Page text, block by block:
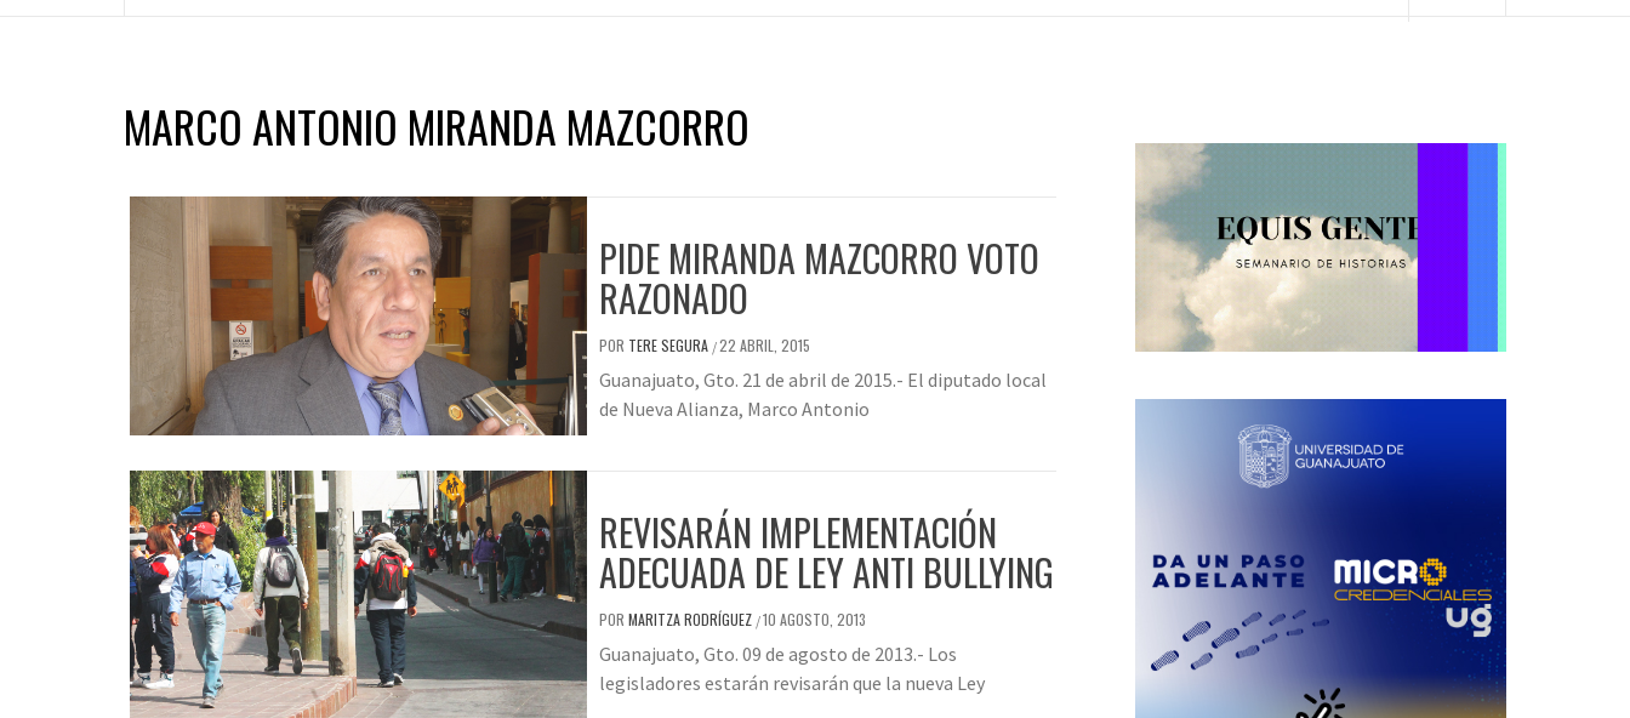
MARCO ANTONIO MIRANDA MAZCORRO
PIDE MIRANDA MAZCORRO VOTO
RAZONADO
POR TERE SEGURA /22 ABRIL, 2015
Guanajuato, Gto. 21 de abril de 2015.- El diputado local
de Nueva Alianza, Marco Antonio
REVISARÁN IMPLEMENTACIÓN
ADECUADA DE LEY ANTI BULLYING
POR MARITZA RODRÍGUEZ /10 AGOSTO, 2013
Guanajuato, Gto. 09 de agosto de 2013.- Los
legisladores estarán revisarán que la nueva Ley